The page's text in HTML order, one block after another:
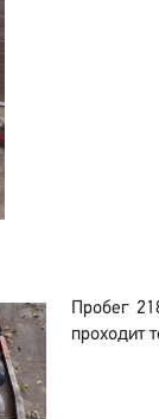
Пробег
проходит